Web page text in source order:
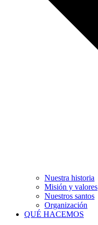
Nuestra historia
Misión y valores
Nuestros santos
Organización
QUÉ HACEMOS